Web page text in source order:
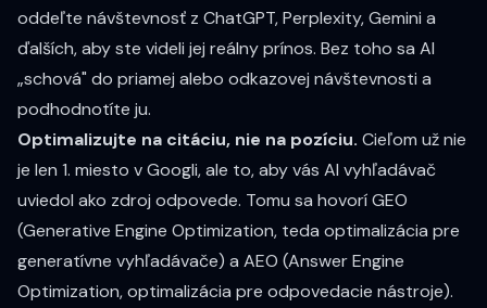
oddeľte návštevnosť z ChatGPT, Perplexity, Gemini a
ďalších, aby ste videli jej reálny prínos. Bez toho sa AI
„schová" do priamej alebo odkazovej návštevnosti a
podhodnotíte ju.
Optimalizujte na citáciu, nie na pozíciu. Cieľom už nie
je len 1. miesto v Googli, ale to, aby vás AI vyhľadávač
uviedol ako zdroj odpovede. Tomu sa hovorí GEO
(Generative Engine Optimization, teda optimalizácia pre
generatívne vyhľadávače) a AEO (Answer Engine
Optimization, optimalizácia pre odpovedacie nástroje).